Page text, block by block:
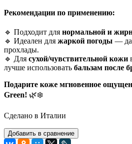
Рекомендации по применению:
🔹 Подходит для нормальной и
🔹 Идеален для жаркой погоды —
прохлады.
🔹 Для сухой/чувствительной кожи
лучше использовать бальзам после
Подарите коже мгновенное
Green! 🌿❄️
Сделано в Италии
Добавить в сравнение